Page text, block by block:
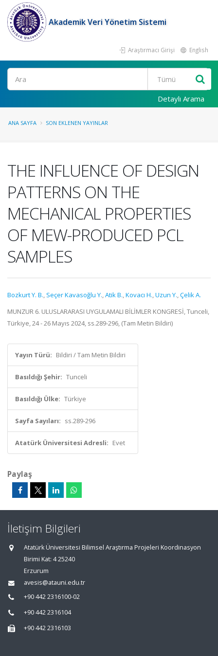
Akademik Veri Yönetim Sistemi
Araştırmacı Girişi English
Ara
Detaylı Arama
ANA SAYFA SON EKLENEN YAYINLAR
THE INFLUENCE OF DESIGN
PATTERNS ON THE
MECHANICAL PROPERTIES
OF MEW-PRODUCED PCL
SAMPLES
Bozkurt Y. B., Seçer Kavasoğlu Y.,Atik B.,Kovacı H.,Uzun Y.,Çelik A.
MUNZUR 6. ULUSLARARASI UYGULAMALI BİLİMLER KONGRESİ, Tunceli,
Türkiye, 24 - 26 Mayıs 2024, ss.289-296, (Tam Metin Bildiri)
Yayın Türü: Bildiri / Tam Metin Bildiri
Basıldığı Şehir: Tunceli
Basıldığı Ülke: Türkiye
Sayfa Sayıları: ss.289-296
Atatürk Üniversitesi Adresli: Evet
Paylaş
İletişim Bilgileri
Atatürk Üniversitesi Bilimsel Araştırma Projeleri Koordinasyon
Birimi Kat: 4 25240
Erzurum
avesis@atauni.edu.tr
+90 442 2316100-02
+90 442 2316104
+90 442 2316103